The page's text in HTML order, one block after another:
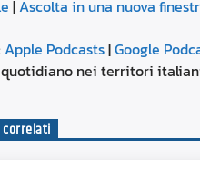
|Ascolta in una nuova
Apple Podcasts|Google
nei territori